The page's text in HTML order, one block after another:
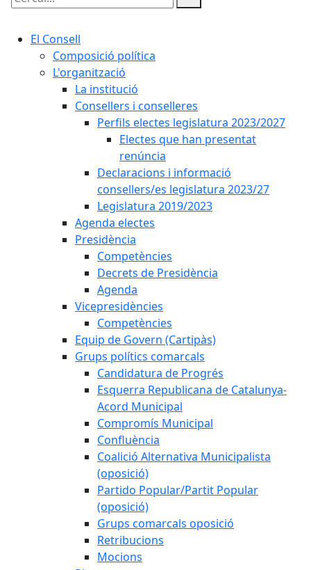
Cercar:
El Consell
Composició política
L'organització
La institució
Consellers i conselleres
Perfils electes legislatura 2023/2027
Electes que han presentat
renúncia
Declaracions i informació
consellers/es legislatura 2023/27
Legislatura 2019/2023
Agenda electes
Presidència
Competències
Decrets de Presidència
Agenda
Vicepresidències
Competències
Equip de Govern (Cartipàs)
Grups polítics comarcals
Candidatura de Progrés
Esquerra Republicana de Catalunya-
Acord Municipal
Compromís Municipal
Confluència
Coalició Alternativa Municipalista
(oposició)
Partido Popular/Partit Popular
(oposició)
Grups comarcals oposició
Retribucions
Mocions